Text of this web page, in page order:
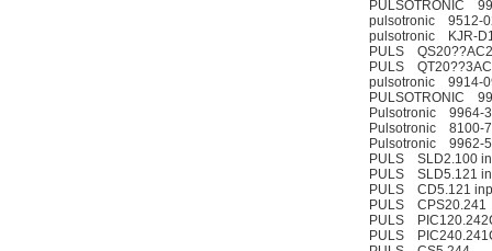
PULSOTRONIC
pulsotronic 9512-
pulsotronic KJR-
PULS
PULS
pulsotronic 9914-
PULSOTRONIC
Pulsotronic 9964-
Pulsotronic 8100-
Pulsotronic 9962-
PULS SLD2.100
PULS SLD5.121
PULS CD5.121
PULS CPS20.241
PULS
PULS